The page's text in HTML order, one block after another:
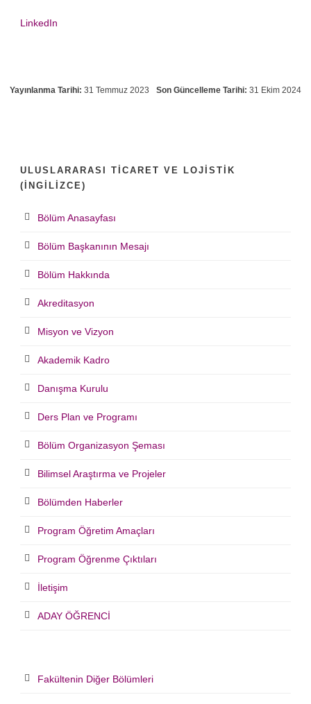
LinkedIn
Yayınlanma Tarihi: 31 Temmuz 2023 Son Güncelleme Tarihi: 31 Ekim 2024
ULUSLARARASI TICARET VE LOJISTIK
(İNGILIZCE)
Bölüm Anasayfası
Bölüm Başkanının Mesajı
Bölüm Hakkında
Akreditasyon
Misyon ve Vizyon
Akademik Kadro
Danışma Kurulu
Ders Plan ve Programı
Bölüm Organizasyon Şeması
Bilimsel Araştırma ve Projeler
Bölümden Haberler
Program Öğretim Amaçları
Program Öğrenme Çıktıları
İletişim
ADAY ÖĞRENCİ
Fakültenin Diğer Bölümleri